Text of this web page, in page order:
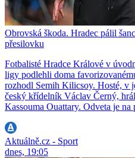
Obrovská škoda. Hradec pálil
přesilovku
Fotbalisté Hradce Králové v
ligy podlehli doma
rozhodl Semih Kilicsoy. Hosté, v
český křídelník Václav Černý,
Kassouma Ouattary. Odveta je
Aktuálně.cz - Sport
dnes, 19:05